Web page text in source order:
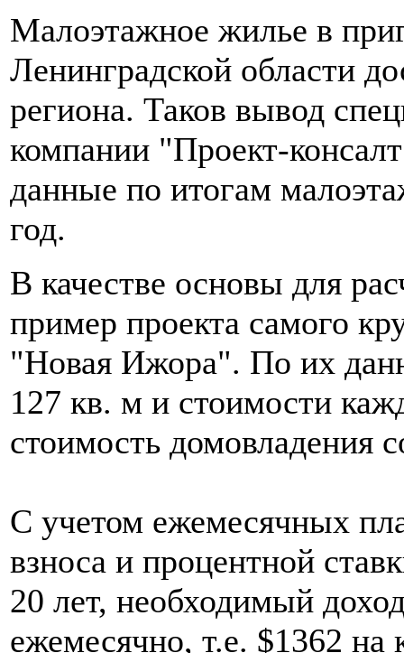
Малоэтажное жилье в
Ленинградской области
региона. Таков вывод
компании "Проект-
данные по итогам
год.
В качестве основы для
пример проекта самого
"Новая Ижора". По их
127 кв. м и стоимости
стоимость домовладения
С учетом ежемесячных
взноса и процентной
20 лет, необходимый
ежемесячно, т.е. $1362 на